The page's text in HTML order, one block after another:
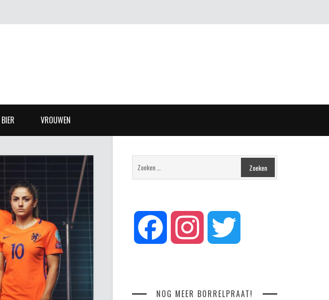
BIER VROUWEN
Facebook Instagram
NOG MEER BORRELPRAAT!